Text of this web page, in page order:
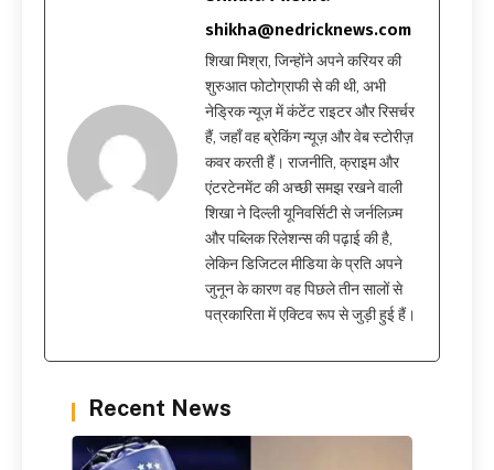
shikha@nedricknews.com
शिखा मिश्रा, जिन्होंने अपने करियर की
शुरुआत फोटोग्राफी से की थी, अभी
नेड्रिक न्यूज़ में कंटेंट राइटर और रिसर्चर
हैं, जहाँ वह ब्रेकिंग न्यूज़ और वेब स्टोरीज़
कवर करती हैं। राजनीति, क्राइम और
एंटरटेनमेंट की अच्छी समझ रखने वाली
शिखा ने दिल्ली यूनिवर्सिटी से जर्नलिज़्म
और पब्लिक रिलेशन्स की पढ़ाई की है,
लेकिन डिजिटल मीडिया के प्रति अपने
जुनून के कारण वह पिछले तीन सालों से
पत्रकारिता में एक्टिव रूप से जुड़ी हुई हैं।
Recent News